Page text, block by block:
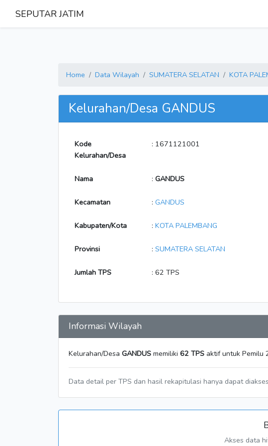
SEPUTAR JATIM
Home Data Wilayah SUMATERA SELATAN KOTA
Kelurahan/Desa GANDUS
Kode
Kelurahan/Desa
: 1671121001
Nama : GANDUS
Kecamatan : GANDUS
Kabupaten/Kota : KOTA PALEMBANG
Provinsi : SUMATERA SELATAN
Jumlah TPS : 62 TPS
Informasi Wilayah
Kelurahan/Desa GANDUS memiliki 62 TPS aktif untuk Pemilu
Data detail per TPS dan hasil rekapitulasi hanya dapat
Akses data